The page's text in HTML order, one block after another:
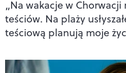
„Na wakacje w Chorwacji
teściów. Na plaży
teściową planują moje